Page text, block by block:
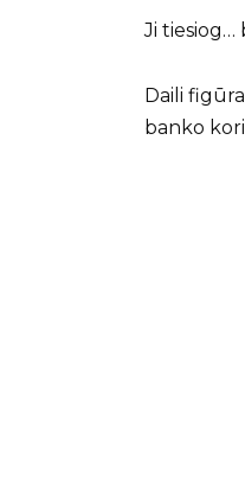
Ji tiesiog…
Daili
banko